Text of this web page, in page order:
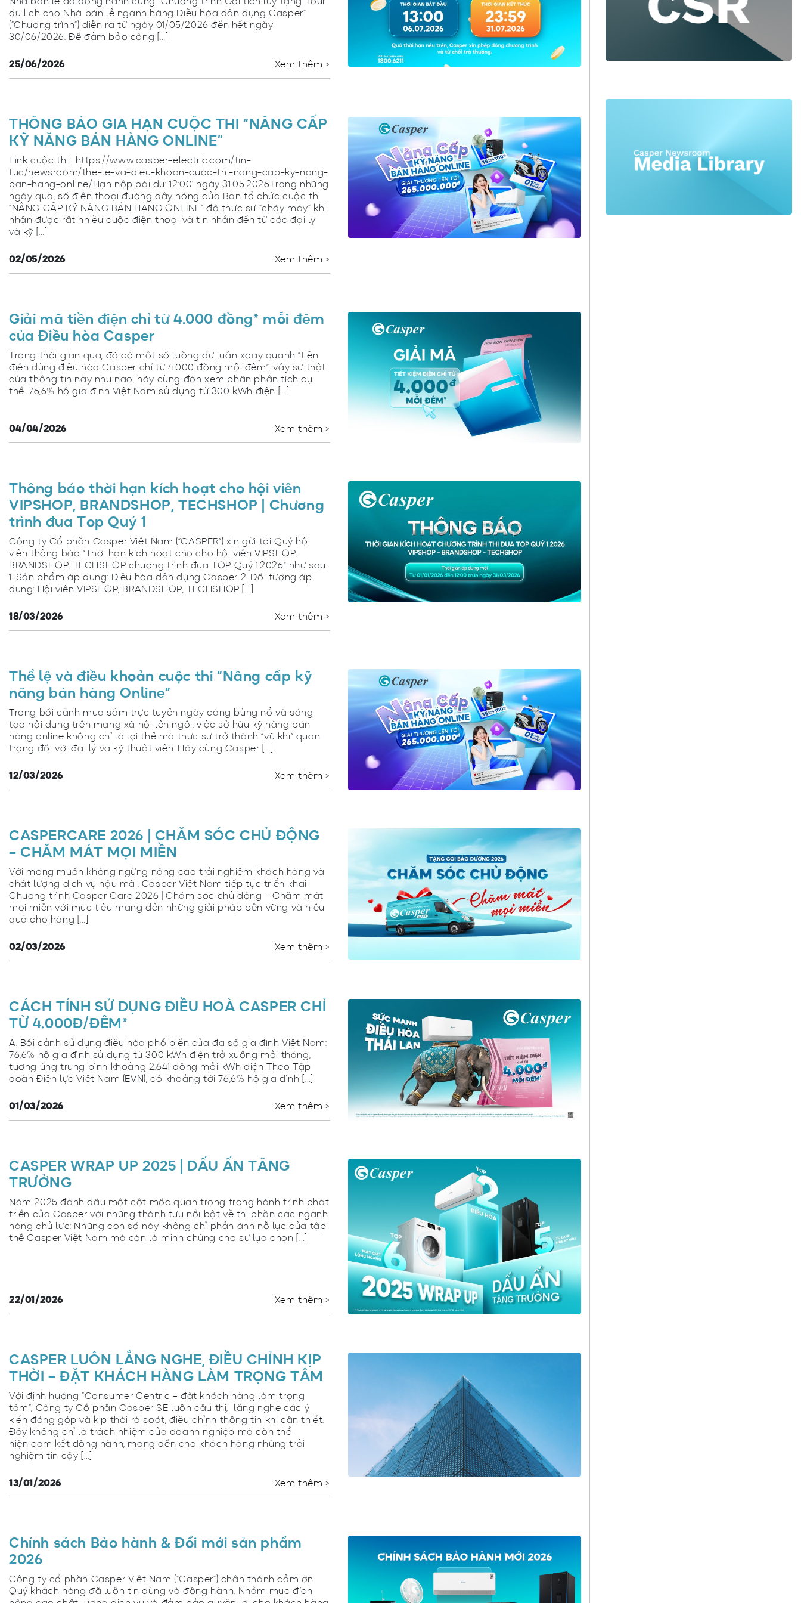
du lịch cho Nhà bán lẻ ngành hàng Điều hòa dân dụng Casper”
(“Chương trình”) diễn ra từ ngày 01/05/2026 đến hết ngày
30/06/2026. Để đảm bảo công […]
25/06/2026 Xem thêm >
THÔNG BÁO GIA HẠN CUỘC THI “NÂNG CẤP
KỸ NĂNG BÁN HÀNG ONLINE”
Link cuộc thi: https://www.casper-electric.com/tin-
tuc/newsroom/the-le-va-dieu-khoan-cuoc-thi-nang-cap-ky-nang-
ban-hang-online/Hạn nộp bài dự: 12:00’ ngày 31.05.2026Trong những
ngày qua, số điện thoại đường dây nóng của Ban tổ chức cuộc thi
“NÂNG CẤP KỸ NĂNG BÁN HÀNG ONLINE” đã thực sự “cháy máy” khi
nhận được rất nhiều cuộc điện thoại và tin nhắn đến từ các đại lý
và kỹ […]
02/05/2026 Xem thêm >
Giải mã tiền điện chỉ từ 4.000 đồng* mỗi đêm
của Điều hòa Casper
Trong thời gian qua, đã có một số luồng dư luận xoay quanh “tiền
điện dùng điều hòa Casper chỉ từ 4.000 đồng mỗi đêm”, vậy sự thật
của thông tin này như nào, hãy cùng đón xem phần phân tích cụ
thể. 76,6% hộ gia đình Việt Nam sử dụng từ 300 kWh điện […]
04/04/2026 Xem thêm >
Thông báo thời hạn kích hoạt cho hội viên
VIPSHOP, BRANDSHOP, TECHSHOP | Chương
trình đua Top Quý 1
Công ty Cổ phần Casper Việt Nam (“CASPER”) xin gửi tới Quý hội
viên thông báo “Thời hạn kích hoạt cho cho hội viên VIPSHOP,
BRANDSHOP, TECHSHOP chương trình đua TOP Quý 1.2026” như sau:
1. Sản phẩm áp dụng: Điều hòa dân dụng Casper 2. Đối tượng áp
dụng: Hội viên VIPSHOP, BRANDSHOP, TECHSHOP […]
18/03/2026 Xem thêm >
Thể lệ và điều khoản cuộc thi “Nâng cấp kỹ
năng bán hàng Online”
Trong bối cảnh mua sắm trực tuyến ngày càng bùng nổ và sáng
tạo nội dung trên mạng xã hội lên ngôi, việc sở hữu kỹ năng bán
hàng online không chỉ là lợi thế mà thực sự trở thành “vũ khí” quan
trọng đối với đại lý và kỹ thuật viên. Hãy cùng Casper […]
12/03/2026 Xem thêm >
CASPERCARE 2026 | CHĂM SÓC CHỦ ĐỘNG
– CHĂM MÁT MỌI MIỀN
Với mong muốn không ngừng nâng cao trải nghiệm khách hàng và
chất lượng dịch vụ hậu mãi, Casper Việt Nam tiếp tục triển khai
Chương trình Casper Care 2026 | Chăm sóc chủ động – Chăm mát
mọi miền với mục tiêu mang đến những giải pháp bền vững và hiệu
quả cho hàng […]
02/03/2026 Xem thêm >
CÁCH TÍNH SỬ DỤNG ĐIỀU HOÀ CASPER CHỈ
TỪ 4.000Đ/ĐÊM*
A. Bối cảnh sử dụng điều hòa phổ biến của đa số gia đình Việt Nam:
76,6% hộ gia đình sử dụng từ 300 kWh điện trở xuống mỗi tháng,
tương ứng trung bình khoảng 2.641 đồng mỗi kWh điện Theo Tập
đoàn Điện lực Việt Nam (EVN), có khoảng tới 76,6% hộ gia đình […]
01/03/2026 Xem thêm >
CASPER WRAP UP 2025 | DẤU ẤN TĂNG
TRƯỞNG
Năm 2025 đánh dấu một cột mốc quan trọng trong hành trình phát
triển của Casper với những thành tựu nổi bật về thị phần các ngành
hàng chủ lực: Những con số này không chỉ phản ánh nỗ lực của tập
thể Casper Việt Nam mà còn là minh chứng cho sự lựa chọn […]
22/01/2026 Xem thêm >
CASPER LUÔN LẮNG NGHE, ĐIỀU CHỈNH KỊP
THỜI – ĐẶT KHÁCH HÀNG LÀM TRỌNG TÂM
Với định hướng “Consumer Centric – đặt khách hàng làm trọng
tâm”, Công ty Cổ phần Casper SE luôn cầu thị, lắng nghe các ý
kiến đóng góp và kịp thời rà soát, điều chỉnh thông tin khi cần thiết.
Đây không chỉ là trách nhiệm của doanh nghiệp mà còn thể
hiện cam kết đồng hành, mang đến cho khách hàng những trải
nghiệm tin cậy […]
13/01/2026 Xem thêm >
Chính sách Bảo hành & Đổi mới sản phẩm
2026
Công ty cổ phần Casper Việt Nam (“Casper”) chân thành cảm ơn
Quý khách hàng đã luôn tin dùng và đồng hành. Nhằm mục đích